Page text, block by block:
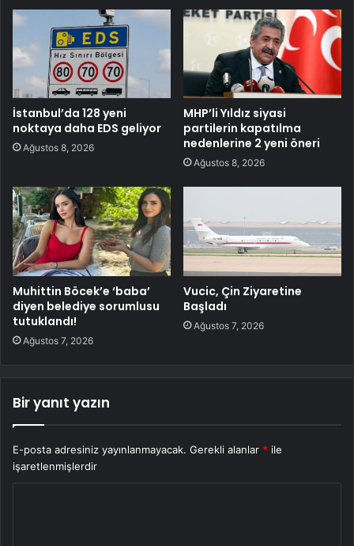
İstanbul’da 128 yeni
noktaya daha EDS geliyor
Ağustos 8, 2026
MHP’li Yıldız siyasi
partilerin kapatılma
nedenlerine 2 yeni öneri
Ağustos 8, 2026
Muhittin Böcek’e ‘baba’
diyen belediye sorumlusu
tutuklandı!
Ağustos 7, 2026
Vucic, Çin Ziyaretine
Başladı
Ağustos 7, 2026
Bir yanıt yazın
E-posta adresiniz yayınlanmayacak. Gerekli alanlar * ile
işaretlenmişlerdir